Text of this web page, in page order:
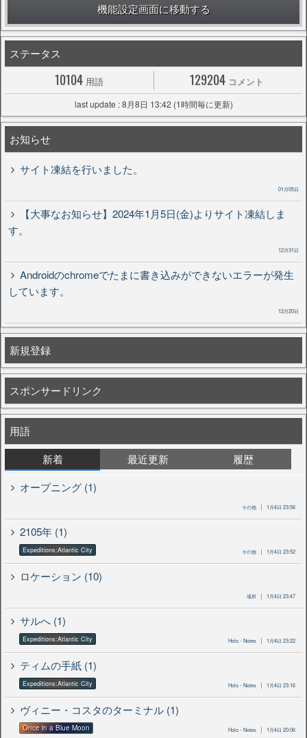
機能設定画面に移動する
ステータス
10104 用語 129204 コメント
last update : 8月8日 13:42 (1時間毎に更新)
お知らせ
サイト凍結を行いました。
01月05日
【大事なお知らせ】2024年1月5日(金)よりサイト凍結しま
す。
12月31日
Androidのchromeでたまに書き込みができないエラーが発生
しています。
12月20日
新規登録
スポンサードリンク
用語
新着
最近更新
履歴
オープニング (1)
その他 1月4日 23:56
2105年 (1)
Expeditions:Atlantic City その他 1月4日 23:52
ロケーション (10)
場所 1月4日 23:47
サルへ (1)
Expeditions:Atlantic City Holo・Notes 1月4日 23:22
ティムの手紙 (1)
Expeditions:Atlantic City Holo・Notes 1月4日 23:16
ヴィニー・コスタのターミナル (1)
Once in a Blue Moon Holo・Notes 1月4日 20:06